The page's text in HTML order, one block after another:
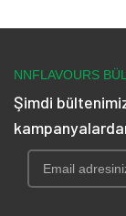
NNFLAVOURS
Şimdi